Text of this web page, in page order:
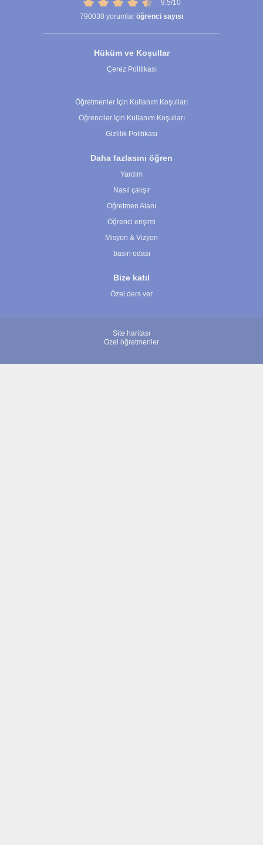
9,5/10
790030 yorumlar öğrenci sayısı
Hüküm ve Koşullar
Çerez Politikası
Öğretmenler İçin Kullanım Koşulları
Öğrenciler İçin Kullanım Koşulları
Gizlilik Politikası
Daha fazlasını öğren
Yardım
Nasıl çalışır
Öğretmen Alanı
Öğrenci erişimi
Misyon & Vizyon
basın odası
Bize katıl
Özel ders ver
Site haritası
Özel öğretmenler